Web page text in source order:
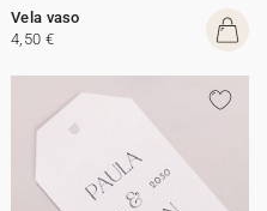
Vela vaso
4,50 €